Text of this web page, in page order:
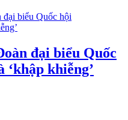
đại biểu Quốc
‘khập khiễng’